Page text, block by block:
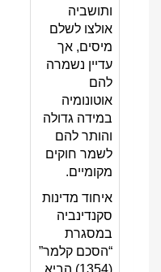
ותושביה
אולצו לשלם
מיסים, אך
עדיין נשמרה
להם
אוטונומיה
במידה גדולה
והותר להם
לשמר חוקים
מקומיים.
איחוד מדינות
סקנדינביה
במסגרת
“הסכם קלמר”
(1354) הביא